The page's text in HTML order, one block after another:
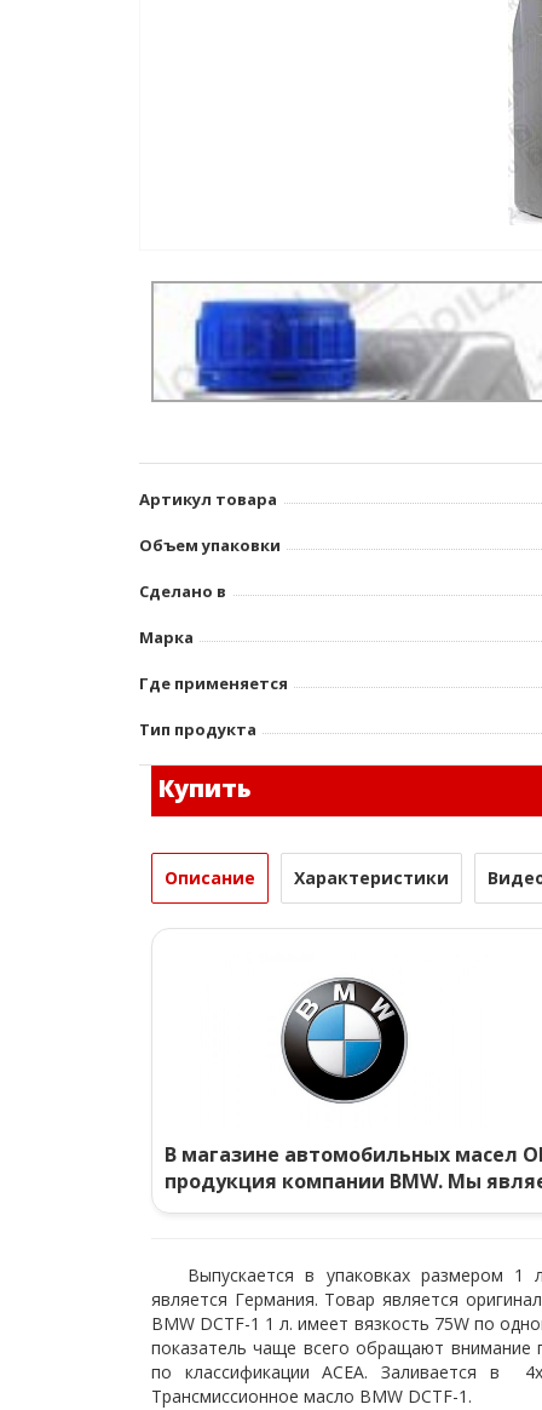
Артикул товара
Объем упаковки
Сделано в
Марка
Где применяется
Тип продукта
Купить
Описание Характеристики
В магазине автомобильных масел
продукция компании BMW. Мы
Выпускается в упаковках размером 1
является Германия. Товар является
BMW DCTF-1 1 л. имеет вязкость 75W по
показатель чаще всего обращают внимание
по классификации ACEA. Заливается в
Трансмиссионное масло BMW DCTF-1.